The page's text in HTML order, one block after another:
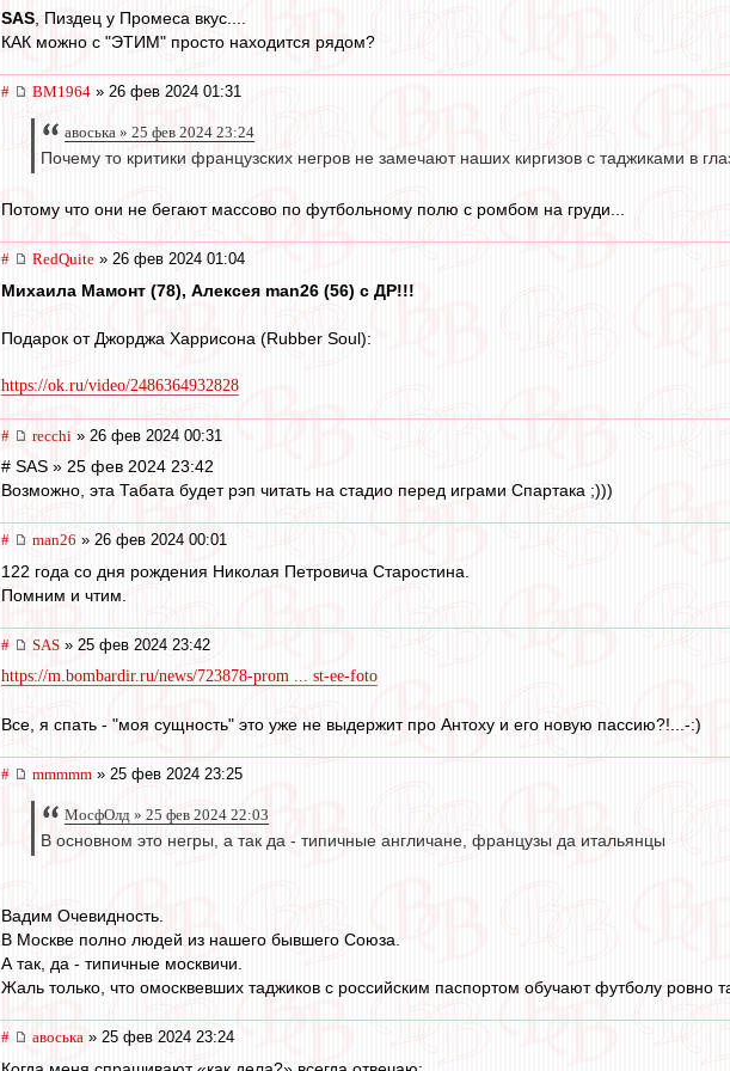
SAS , Пиздец у Промеса вкус....
КАК можно с "ЭТИМ" просто находится рядом?
# BM1964 » 26 фев 2024 01:31
авоська » 25 фев 2024 23:24
Почему то критики французских негров не замечают наших киргизов с таджиками в
Потому что они не бегают массово по футбольному полю с ромбом на груди...
# RedQuite » 26 фев 2024 01:04
Михаила Мамонт (78), Алексея man26 (56) с ДР!!!
Подарок от Джорджа Харрисона (Rubber Soul):
https://ok.ru/video/2486364932828
# recchi » 26 фев 2024 00:31
# SAS » 25 фев 2024 23:42
Возможно, эта Табата будет рэп читать на стадио перед играми Спартака ;)))
# man26 » 26 фев 2024 00:01
122 года со дня рождения Николая Петровича Старостина.
Помним и чтим.
# SAS » 25 фев 2024 23:42
https://m.bombardir.ru/news/723878-prom ... st-ee-foto
Все, я спать - "моя сущность" это уже не выдержит про Антоху и его новую пассию?!...-:)
# mmmmm » 25 фев 2024 23:25
МосфОлд » 25 фев 2024 22:03
В основном это негры, а так да - типичные англичане, французы да итальянцы
Вадим Очевидность.
В Москве полно людей из нашего бывшего Союза.
А так, да - типичные москвичи.
Жаль только, что омосквевших таджиков с российским паспортом обучают футболу ровно
# авоська » 25 фев 2024 23:24